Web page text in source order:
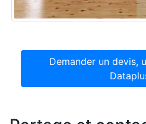
Demander un devis,